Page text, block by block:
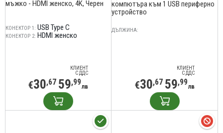
мъжко - HDMI женско, 4K, Черен
КОНЕКТОР 1: USB Type C
КОНЕКТОР 2: HDMI женско
КЛИЕНТ
С ДДС
€30,67 59,99лв
компютъра към 1 USB периферно
устройство
ДЪЛЖИНА:
КЛИЕНТ
С ДДС
€30,67 59,99лв